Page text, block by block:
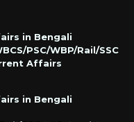
in Bengali
PSC/WBP/Rail/SSC
Affairs
in Bengali